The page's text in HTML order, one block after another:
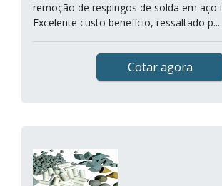
remoção de respingos de solda em aço
Excelente custo benefício, ressaltado p...
Cotar agora